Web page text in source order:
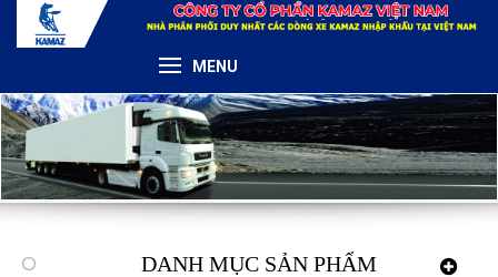
MENU
DANH MỤC SẢN PHẨM